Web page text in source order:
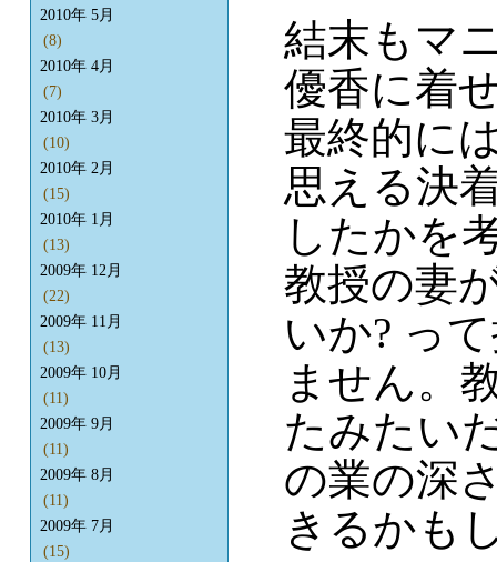
結末もマ
優香に着
最終的に
思える決
したかを
教授の妻
いか? っ
ません。
たみたい
の業の深
きるかも
2010年 5月
(8)
2010年 4月
(7)
2010年 3月
(10)
2010年 2月
(15)
2010年 1月
(13)
2009年 12月
(22)
2009年 11月
(13)
2009年 10月
(11)
2009年 9月
(11)
2009年 8月
(11)
2009年 7月
(15)